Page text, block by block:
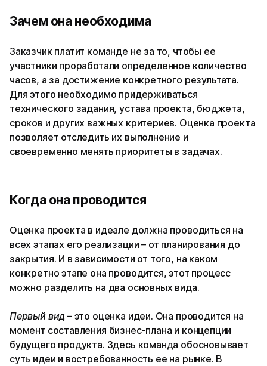
Зачем она необходима
Заказчик платит команде не за то, чтобы ее
участники проработали определенное количество
часов, а за достижение конкретного результата.
Для этого необходимо придерживаться
технического задания, устава проекта, бюджета,
сроков и других важных критериев. Оценка проекта
позволяет отследить их выполнение и
своевременно менять приоритеты в задачах.
Когда она проводится
Оценка проекта в идеале должна проводиться на
всех этапах его реализации – от планирования до
закрытия. И в зависимости от того, на каком
конкретно этапе она проводится, этот процесс
можно разделить на два основных вида.
Первый вид – это оценка идеи. Она проводится на
момент составления бизнес-плана и концепции
будущего продукта. Здесь команда обосновывает
суть идеи и востребованность ее на рынке. В